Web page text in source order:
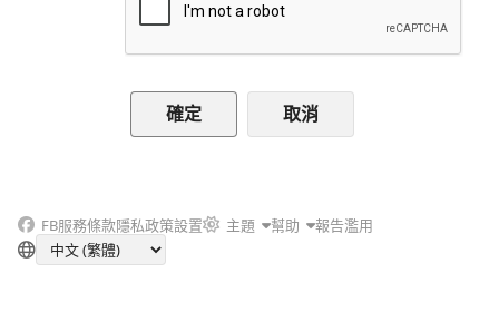
取消
FB服務條款隱私政策設置 主題 幫助 報告濫用